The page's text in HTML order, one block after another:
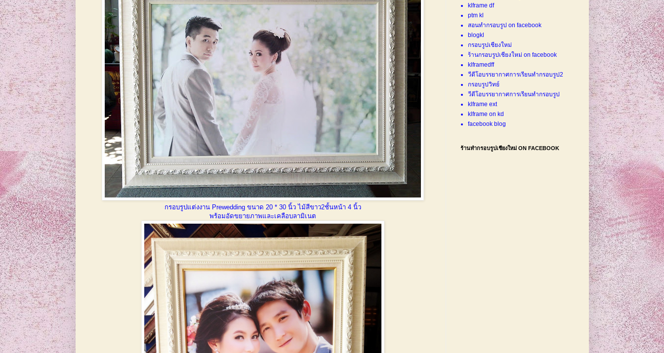
กรอบรูปแต่งงาน Prewedding ขนาด 20 * 30 นิ้ว ไม้สีขาว2ชั้นหน้า 4 นิ้ว
พร้อมอัดขยายภาพและเคลือบลามิเนต
klframe df
ptm kl
สอนทำกรอบรูป on facebook
blogkl
กรอบรูปเชียงใหม่
ร้านกรอบรูปเชียงใหม่ on facebook
klframedff
วีดีโอบรรยากาศการเรียนทำกรอบรูป2
กรอบรูปวิทย์
วีดีโอบรรยากาศการเรียนทำกรอบรูป
klframe ext
klframe on kd
facebook blog
ร้านทำกรอบรูปเชียงใหม่ ON FACEBOOK